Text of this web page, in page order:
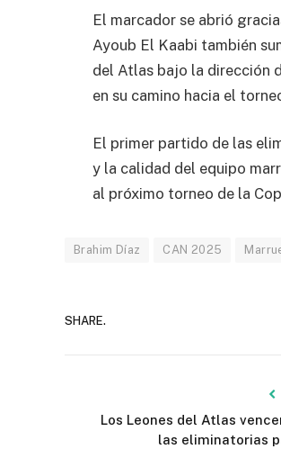
El marcador se abrió
Ayoub El Kaabi también
del Atlas bajo la dirección
en su camino hacia el
El primer partido de las
y la calidad del equipo
al próximo torneo de la
Brahim Díaz CAN 2025
SHARE.
Los Leones del Atlas
las eliminatorias